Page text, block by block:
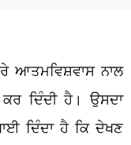
ਆਤਮਵਿਸ਼ਵਾਸ ਨਾਲ
ਦਿੰਦੀ ਹੈ। ਉਸਦਾ
ਦਿੰਦਾ ਹੈ ਕਿ ਦੇਖਣ